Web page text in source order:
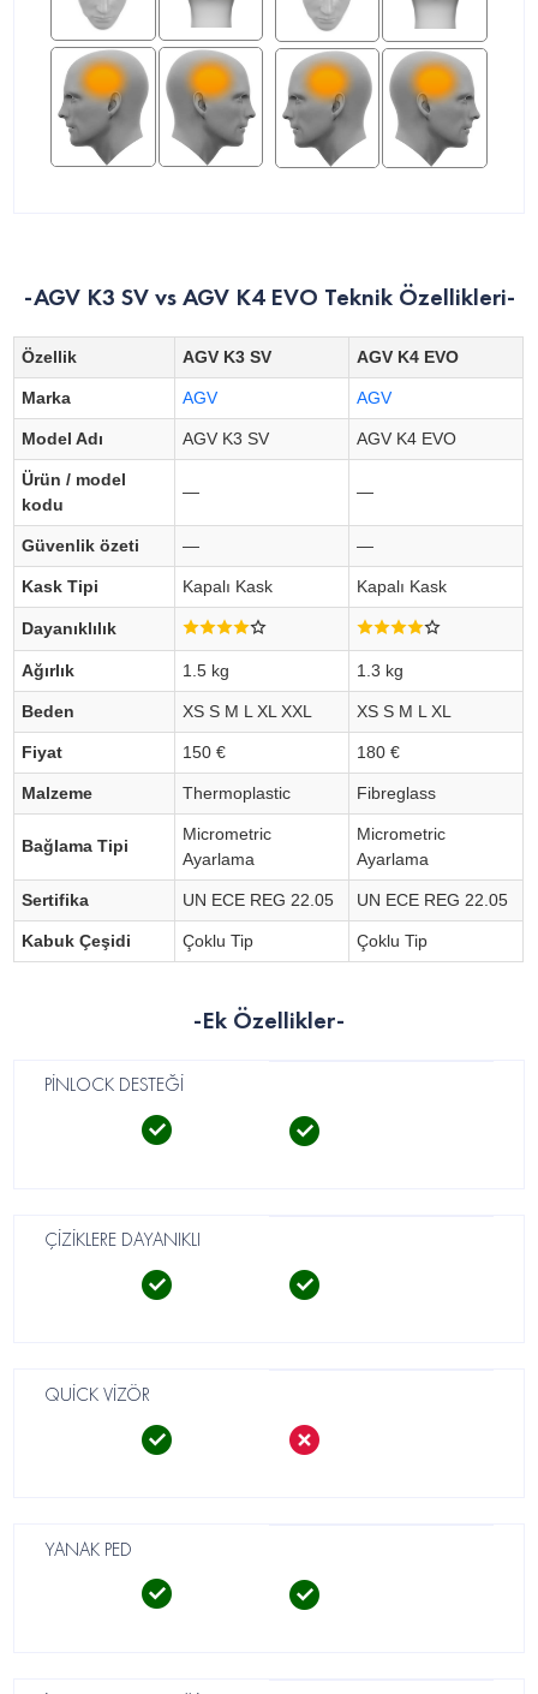
-AGV K3 SV vs AGV K4 EVO Teknik Özellikleri-
Özellik AGV K3 SV AGV K4 EVO
Marka AGV AGV
Model Adı AGV K3 SV AGV K4 EVO
Ürün / model
kodu
— —
Güvenlik özeti — —
Kask Tipi Kapalı Kask Kapalı Kask
Dayanıklılık
Ağırlık 1.5 kg 1.3 kg
Beden XS S M L XL XXL XS S M L XL
Fiyat 150 € 180 €
Malzeme Thermoplastic Fibreglass
Bağlama Tipi
Micrometric
Ayarlama
Micrometric
Ayarlama
Sertifika UN ECE REG 22.05 UN ECE REG 22.05
Kabuk Çeşidi Çoklu Tip Çoklu Tip
-Ek Özellikler-
PİNLOCK DESTEĞİ
ÇİZİKLERE DAYANIKLI
QUİCK VİZÖR
YANAK PED